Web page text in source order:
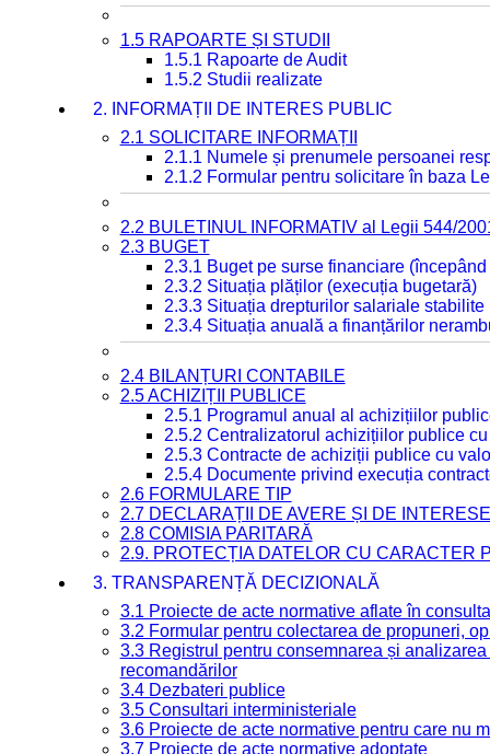
1.5 RAPOARTE ȘI STUDII
1.5.1 Rapoarte de Audit
1.5.2 Studii realizate
2. INFORMAȚII DE INTERES PUBLIC
2.1 SOLICITARE INFORMAȚII
2.1.1 Numele și prenumele persoanei
2.1.2 Formular pentru solicitare în baza
2.2 BULETINUL INFORMATIV al Legii 544/
2.3 BUGET
2.3.1 Buget pe surse financiare
2.3.2 Situația plăților (execuția bugetară)
2.3.3 Situația drepturilor salariale
2.3.4 Situația anuală a finanțărilor
2.4 BILANȚURI CONTABILE
2.5 ACHIZIȚII PUBLICE
2.5.1 Programul anual al achizițiilor
2.5.2 Centralizatorul achizițiilor publice
2.5.3 Contracte de achiziții publice cu
2.5.4 Documente privind execuția
2.6 FORMULARE TIP
2.7 DECLARAȚII DE AVERE ȘI DE INTERESE
2.8 COMISIA PARITARĂ
2.9. PROTECȚIA DATELOR CU CARACTER
3. TRANSPARENȚĂ DECIZIONALĂ
3.1 Proiecte de acte normative aflate în
3.2 Formular pentru colectarea de propuneri,
3.3 Registrul pentru consemnarea și
recomandărilor
3.4 Dezbateri publice
3.5 Consultari interministeriale
3.6 Proiecte de acte normative pentru care nu
3.7 Proiecte de acte normative adoptate